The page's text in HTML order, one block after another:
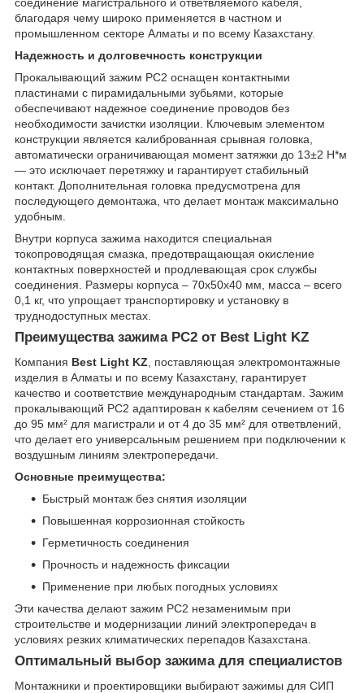
соединение магистрального и ответвляемого кабеля,
благодаря чему широко применяется в частном и
промышленном секторе Алматы и по всему Казахстану.
Надежность и долговечность конструкции
Прокалывающий зажим РС2 оснащен контактными
пластинами с пирамидальными зубьями, которые
обеспечивают надежное соединение проводов без
необходимости зачистки изоляции. Ключевым элементом
конструкции является калиброванная срывная головка,
автоматически ограничивающая момент затяжки до 13±2 Н*м
— это исключает перетяжку и гарантирует стабильный
контакт. Дополнительная головка предусмотрена для
последующего демонтажа, что делает монтаж максимально
удобным.
Внутри корпуса зажима находится специальная
токопроводящая смазка, предотвращающая окисление
контактных поверхностей и продлевающая срок службы
соединения. Размеры корпуса – 70х50х40 мм, масса – всего
0,1 кг, что упрощает транспортировку и установку в
труднодоступных местах.
Преимущества зажима РС2 от Best Light KZ
Компания Best Light KZ, поставляющая электромонтажные
изделия в Алматы и по всему Казахстану, гарантирует
качество и соответствие международным стандартам. Зажим
прокалывающий РС2 адаптирован к кабелям сечением от 16
до 95 мм² для магистрали и от 4 до 35 мм² для ответвлений,
что делает его универсальным решением при подключении к
воздушным линиям электропередачи.
Основные преимущества:
Быстрый монтаж без снятия изоляции
Повышенная коррозионная стойкость
Герметичность соединения
Прочность и надежность фиксации
Применение при любых погодных условиях
Эти качества делают зажим РС2 незаменимым при
строительстве и модернизации линий электропередач в
условиях резких климатических перепадов Казахстана.
Оптимальный выбор зажима для специалистов
Монтажники и проектировщики выбирают зажимы для СИП